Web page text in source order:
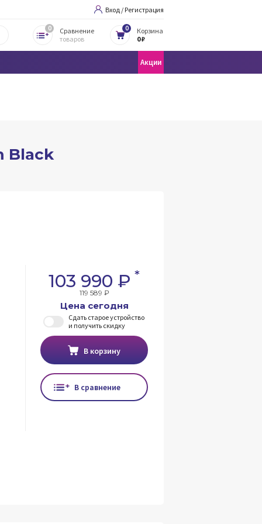
Вход / Регистрация
0
Сравнение
товаров
0
Корзина
0 ₽
Акции
Black
103 990 ₽ *
119 589 ₽
Цена сегодня
Сдать старое устройство
и получить скидку
В корзину
В сравнение